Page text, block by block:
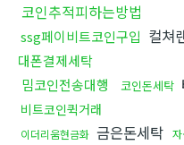
코인추적피하는방법
ssg페이비트코인구입 컬쳐
대폰결제세탁
밈코인전송대행
코인돈세탁
비트코인퀵거래
이더리움현금화 금은돈세탁